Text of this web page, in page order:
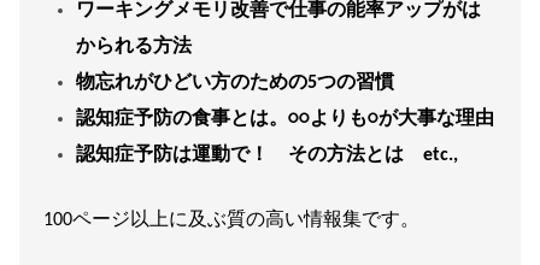
ワーキングメモリ改善で仕事の能率アップがは
かられる方法
物忘れがひどい方のための5つの習慣
認知症予防の食事とは。○○よりも○が大事な理由
認知症予防は運動で！ その方法とは etc.,
100ページ以上に及ぶ質の高い情報集です。